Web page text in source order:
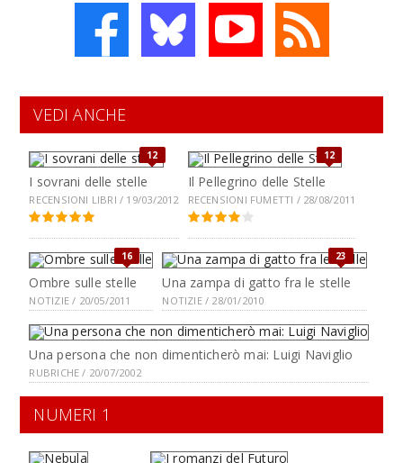
VEDI ANCHE
12
I sovrani delle stelle
RECENSIONI LIBRI / 19/03/2012
12
Il Pellegrino delle Stelle
RECENSIONI FUMETTI / 28/08/2011
16
Ombre sulle stelle
NOTIZIE / 20/05/2011
23
Una zampa di gatto fra le stelle
NOTIZIE / 28/01/2010
Una persona che non dimenticherò mai: Luigi Naviglio
RUBRICHE / 20/07/2002
NUMERI 1